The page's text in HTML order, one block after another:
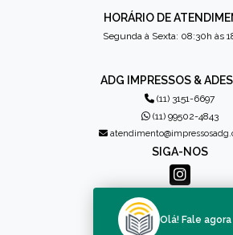
HORÁRIO DE
Segunda à Sexta: 08:30h às
ADG IMPRESSOS &
(11) 3151-6697
(11) 99502-4843
SIGA-NOS
MENU
Olá! Fale